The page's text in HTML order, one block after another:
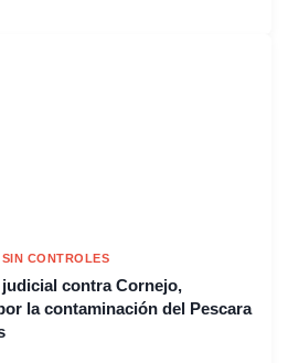
CONTROLES
contra Cornejo,
la contaminación del Pescara